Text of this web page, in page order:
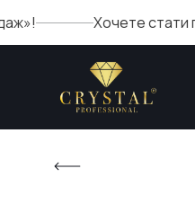
Хочете стати